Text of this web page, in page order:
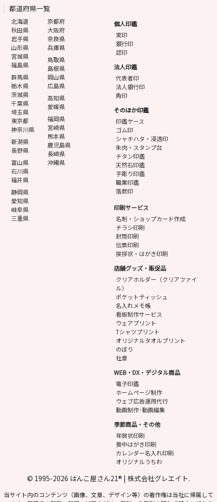
都道府県一覧
北海道
秋田県
岩手県
山形県
宮城県
福島県
群馬県
栃木県
茨城県
千葉県
埼玉県
東京都
神奈川県
新潟県
長野県
富山県
石川県
福井県
静岡県
愛知県
岐阜県
三重県
京都府
大阪府
奈良県
兵庫県
鳥取県
島根県
岡山県
広島県
高知県
愛媛県
福岡県
宮崎県
熊本県
鹿児島県
長崎県
沖縄県
個人印鑑
実印
銀行印
認印
法人印鑑
代表者印
法人銀行印
角印
そのほか印鑑
印鑑ケース
ゴム印
シャチハタ・浸透印
朱肉・スタンプ台
チタン印鑑
天然石印鑑
手彫り印鑑
職業印鑑
落款印
印刷サービス
名刺・ショップカード作成
チラシ印刷
封筒印刷
伝票印刷
挨拶状・はがき印刷
店舗グッズ・販促品
クリアホルダー（クリアファイ
ル）
ポケットティッシュ
名入れメモ帳
看板制作サービス
ウェアプリント
Tシャツプリント
オリジナルタオルプリント
のぼり
社章
WEB・DX・デジタル商品
電子印鑑
ホームページ制作
ウェブ広告運用代行
動画制作･動画編集
季節商品・その他
年賀状印刷
喪中はがき印刷
カレンダー名入れ印刷
オリジナルうちわ
© 1995-2026 はんこ屋さん21® | 株式会社グレエイト.
当サイト内のコンテンツ（画像、文章、デザイン等）の著作権は当社に帰属して